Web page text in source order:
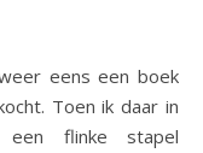
eens een boek
Toen ik daar in
flinke stapel